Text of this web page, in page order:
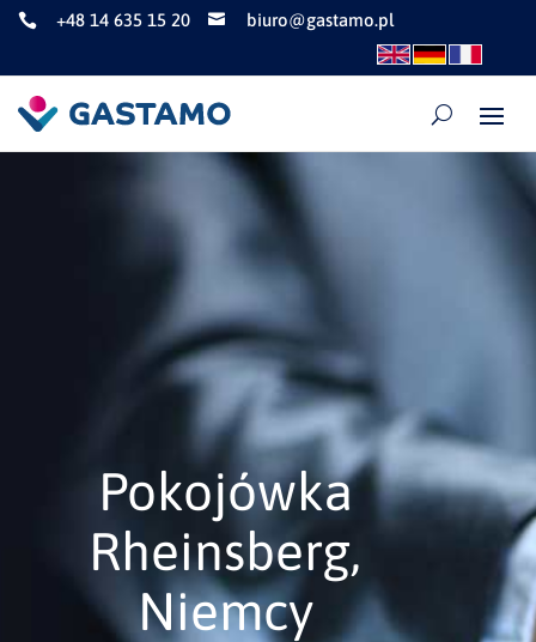
 +48 14 635 15 20  biuro@gastamo.pl
Pokojówka
Rheinsberg,
Niemcy